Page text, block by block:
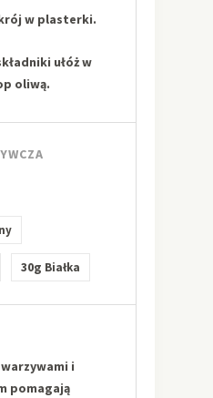
w plasterki.
ułóż w
oliwą.
30g Białka
i
pomagają